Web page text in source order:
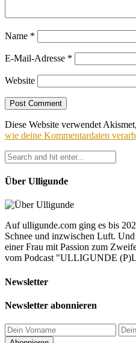
Name *
E-Mail-Adresse *
Website
Diese Website verwendet
wie deine Kommentardaten
Über Ulligunde
Auf ulligunde.com ging es bis
Schnee und inzwischen Luft.
einer Frau mit Passion zum
vom Podcast "ULLIGUNDE
Newsletter
Newsletter abonnieren